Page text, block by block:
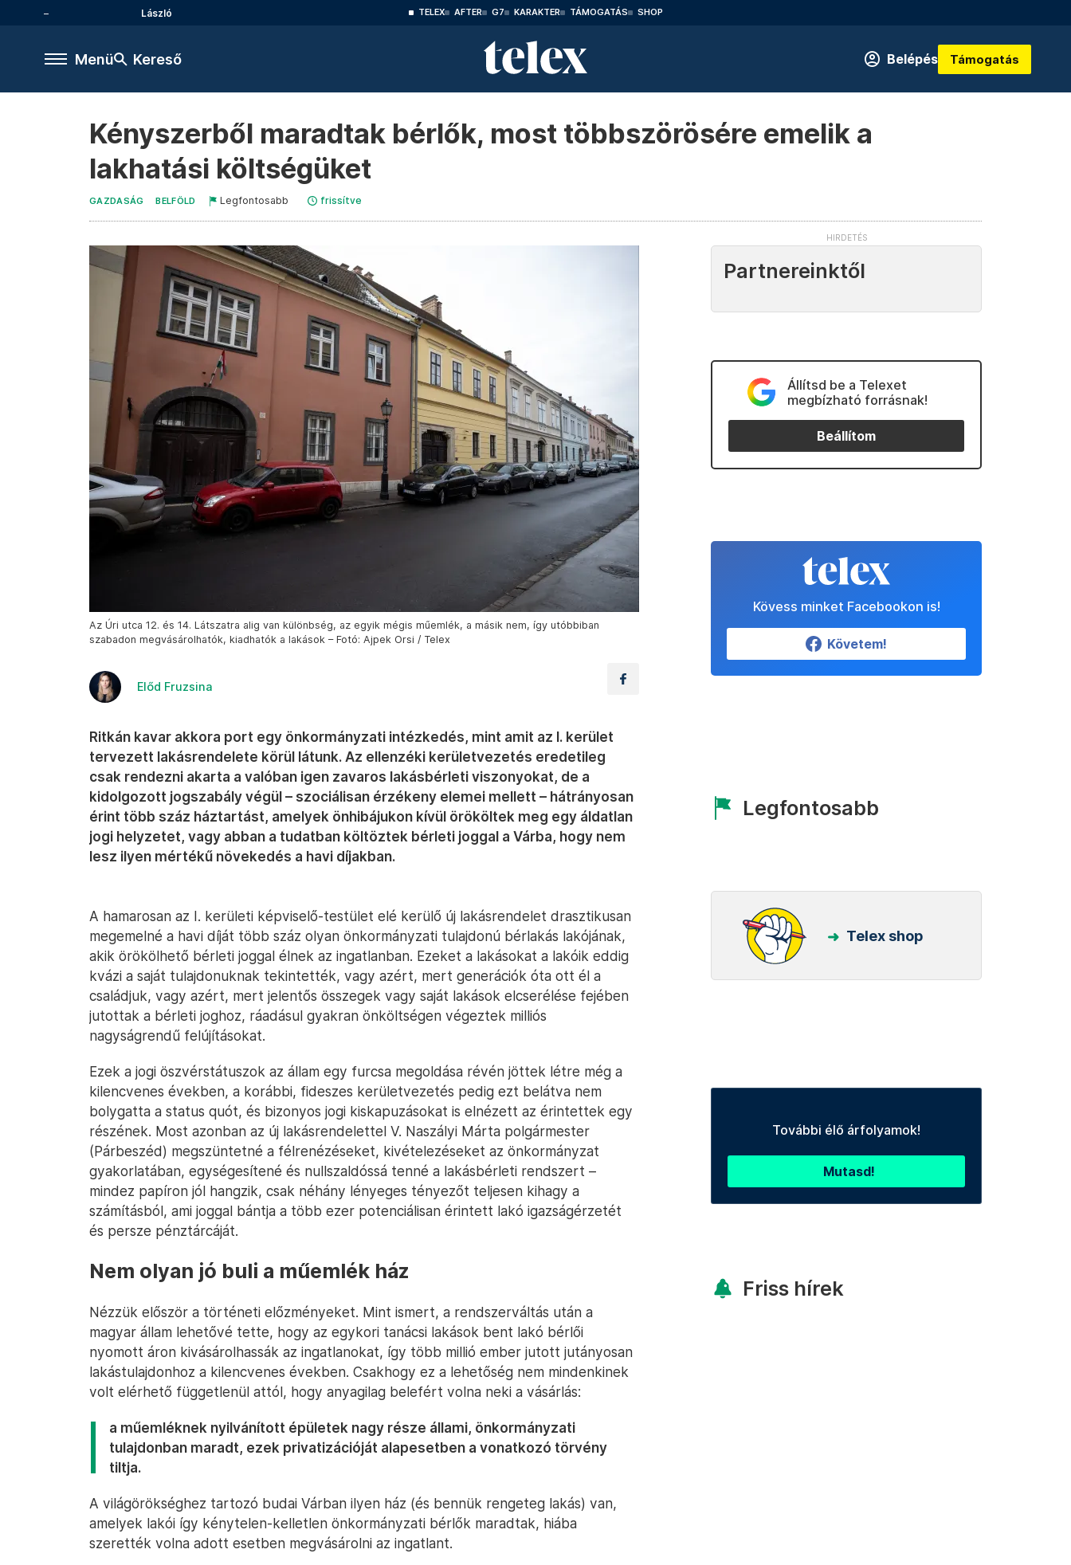
László TELEX AFTER G7 KARAKTER TÁMOGATÁS SHOP
Menü Kereső Belépés Támogatás
Kényszerből maradtak bérlők, most többszörösére emelik a
lakhatási költségüket
GAZDASÁG BELFÖLD Legfontosabb frissítve
Az Úri utca 12. és 14. Látszatra alig van különbség, az egyik mégis műemlék, a másik nem, így utóbbiban
szabadon megvásárolhatók, kiadhatók a lakások – Fotó: Ajpek Orsi / Telex
Előd Fruzsina
Ritkán kavar akkora port egy önkormányzati intézkedés, mint amit az I. kerület
tervezett lakásrendelete körül látunk. Az ellenzéki kerületvezetés eredetileg
csak rendezni akarta a valóban igen zavaros lakásbérleti viszonyokat, de a
kidolgozott jogszabály végül – szociálisan érzékeny elemei mellett – hátrányosan
érint több száz háztartást, amelyek önhibájukon kívül örököltek meg egy áldatlan
jogi helyzetet, vagy abban a tudatban költöztek bérleti joggal a Várba, hogy nem
lesz ilyen mértékű növekedés a havi díjakban.
A hamarosan az I. kerületi képviselő-testület elé kerülő új lakásrendelet drasztikusan
megemelné a havi díját több száz olyan önkormányzati tulajdonú bérlakás lakójának,
akik örökölhető bérleti joggal élnek az ingatlanban. Ezeket a lakásokat a lakóik eddig
kvázi a saját tulajdonuknak tekintették, vagy azért, mert generációk óta ott él a
családjuk, vagy azért, mert jelentős összegek vagy saját lakások elcserélése fejében
jutottak a bérleti joghoz, ráadásul gyakran önköltségen végeztek milliós
nagyságrendű felújításokat.
Ezek a jogi öszvérstátuszok az állam egy furcsa megoldása révén jöttek létre még a
kilencvenes években, a korábbi, fideszes kerületvezetés pedig ezt belátva nem
bolygatta a status quót, és bizonyos jogi kiskapuzásokat is elnézett az érintettek egy
részének. Most azonban az új lakásrendelettel V. Naszályi Márta polgármester
(Párbeszéd) megszüntetné a félrenézéseket, kivételezéseket az önkormányzat
gyakorlatában, egységesítené és nullszaldóssá tenné a lakásbérleti rendszert –
mindez papíron jól hangzik, csak néhány lényeges tényezőt teljesen kihagy a
számításból, ami joggal bántja a több ezer potenciálisan érintett lakó igazságérzetét
és persze pénztárcáját.
Nem olyan jó buli a műemlék ház
Nézzük először a történeti előzményeket. Mint ismert, a rendszerváltás után a
magyar állam lehetővé tette, hogy az egykori tanácsi lakások bent lakó bérlői
nyomott áron kivásárolhassák az ingatlanokat, így több millió ember jutott jutányosan
lakástulajdonhoz a kilencvenes években. Csakhogy ez a lehetőség nem mindenkinek
volt elérhető függetlenül attól, hogy anyagilag belefért volna neki a vásárlás:
a műemléknek nyilvánított épületek nagy része állami, önkormányzati
tulajdonban maradt, ezek privatizációját alapesetben a vonatkozó törvény
tiltja.
A világörökséghez tartozó budai Várban ilyen ház (és bennük rengeteg lakás) van,
amelyek lakói így kénytelen-kelletlen önkormányzati bérlők maradtak, hiába
szerették volna adott esetben megvásárolni az ingatlant.
Partnereinktől
Állítsd be a Telexet
megbízható forrásnak!
Beállítom
Kövess minket Facebookon is!
Követem!
Legfontosabb
Telex shop
További élő árfolyamok!
Mutasd!
Friss hírek